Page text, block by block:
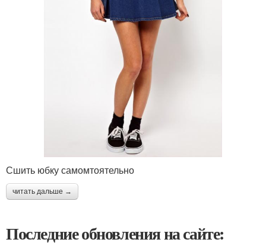
Сшить юбку самомтоятельно
читать дальше →
Последние обновления на сайте: